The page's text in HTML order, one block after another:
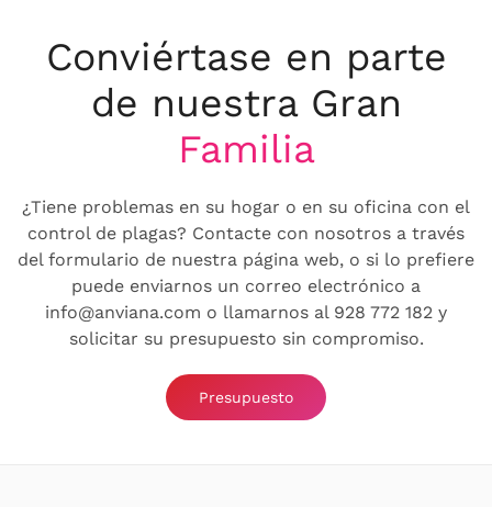
Conviértase en parte
de nuestra Gran
Familia
¿Tiene problemas en su hogar o en su oficina con el
control de plagas? Contacte con nosotros a través
del formulario de nuestra página web, o si lo prefiere
puede enviarnos un correo electrónico a
info@anviana.com o llamarnos al 928 772 182 y
solicitar su presupuesto sin compromiso.
Presupuesto